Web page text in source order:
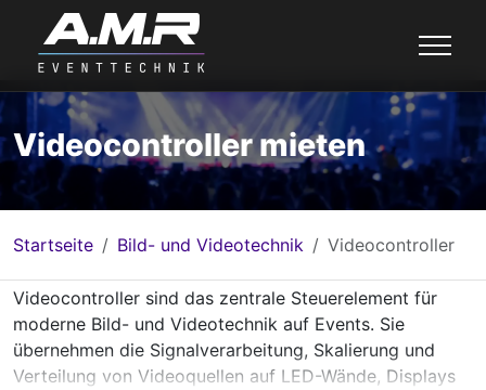
Videocontroller mieten
Startseite Bild- und Videotechnik Videocontroller
Videocontroller sind das zentrale Steuerelement für
moderne Bild- und Videotechnik auf Events. Sie
übernehmen die Signalverarbeitung, Skalierung und
Verteilung von Videoquellen auf LED-Wände, Displays